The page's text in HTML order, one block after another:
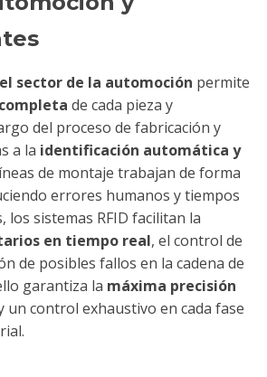
el sector de la automoción permite
de cada pieza y
del proceso de fabricación y
a la identificación automática y
de montaje trabajan de forma
errores humanos y tiempos
los sistemas RFID facilitan la
en tiempo real, el control de
de posibles fallos en la cadena de
garantiza la máxima precisión
un control exhaustivo en cada fase